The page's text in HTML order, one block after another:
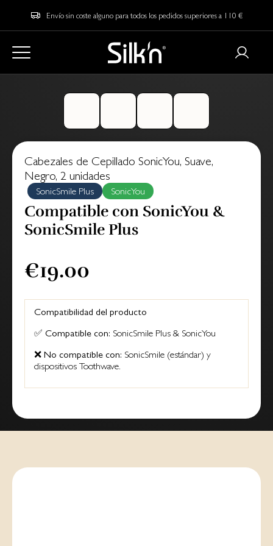
Envío sin coste alguno para todos los pedidos superiores a 110 €
Cabezales de Cepillado SonicYou, Suave,
Negro, 2 unidades
SonicSmile Plus SonicYou
Compatible con SonicYou &
SonicSmile Plus
€19.00
Compatibilidad del producto
✅ Compatible con: SonicSmile Plus & SonicYou
❌ No compatible con: SonicSmile (estándar) y
dispositivos Toothwave.